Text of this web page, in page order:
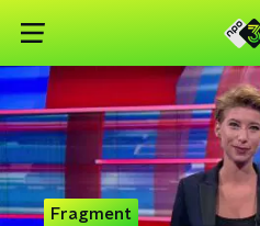
Fragment